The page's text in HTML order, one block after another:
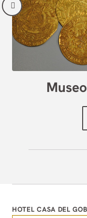
HOTEL CASA DEL